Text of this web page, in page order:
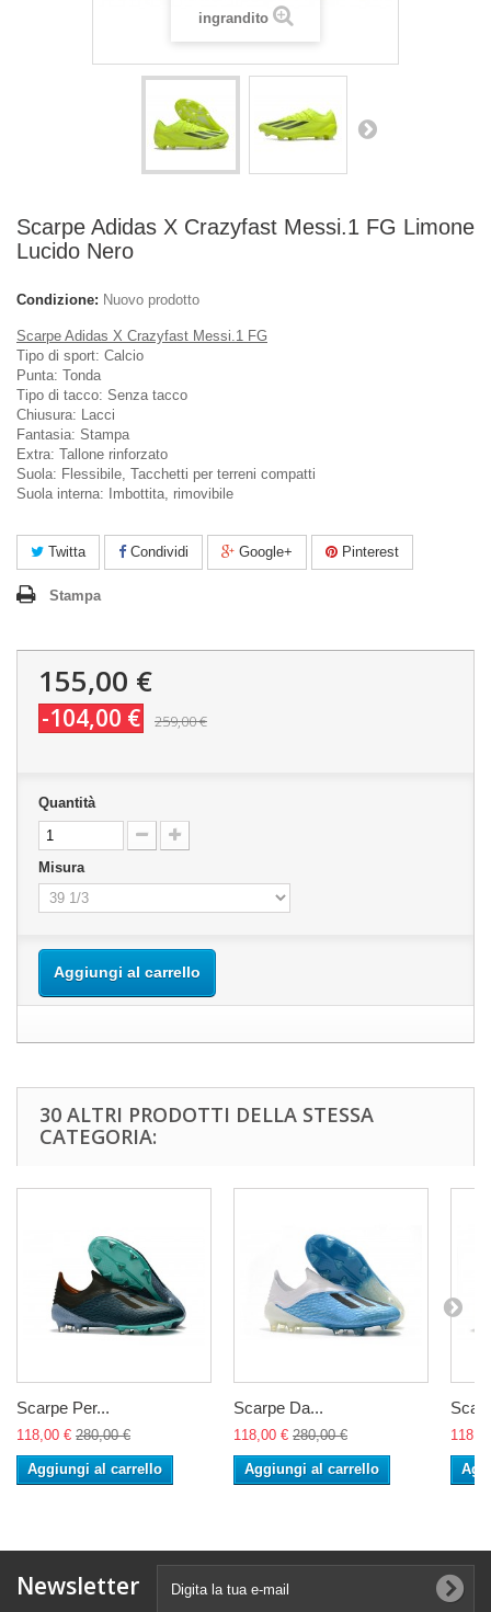
ingrandito
Scarpe Adidas X Crazyfast Messi.1 FG Limone
Lucido Nero
Condizione: Nuovo prodotto
Scarpe Adidas X Crazyfast Messi.1 FG
Tipo di sport: Calcio
Punta: Tonda
Tipo di tacco: Senza tacco
Chiusura: Lacci
Fantasia: Stampa
Extra: Tallone rinforzato
Suola: Flessibile, Tacchetti per terreni compatti
Suola interna: Imbottita, rimovibile
Twitta Condividi Google+ Pinterest
Stampa
155,00 €
-104,00 € 259,00 €
Quantità
Misura
Aggiungi al carrello
30 ALTRI PRODOTTI DELLA STESSA
CATEGORIA:
Scarpe Per...
118,00 € 280,00 €
Aggiungi al carrello
Scarpe Da...
118,00 € 280,00 €
Aggiungi al carrello
Newsletter